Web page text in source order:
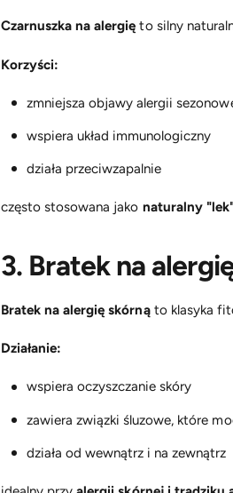
Czarnuszka na alergię to silny
Korzyści:
zmniejsza objawy alergii
wspiera układ immunologiczny
działa przeciwzapalnie
często stosowana jako naturalny
3. Bratek na
Bratek na alergię skórnąto klasyka
Działanie:
wspiera oczyszczanie skóry
zawiera związki śluzowe, które
działa od wewnątrz i na zewnątrz